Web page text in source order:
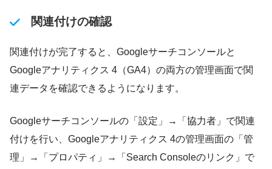
関連付けの確認
関連付けが完了すると、Googleサーチコンソールと
Googleアナリティクス 4（GA4）の両方の管理画面で関
連データを確認できるようになります。
Googleサーチコンソールの「設定」→「協力者」で関連
付けを行い、Googleアナリティクス 4の管理画面の「管
理」→「プロパティ」→「Search Consoleのリンク」で